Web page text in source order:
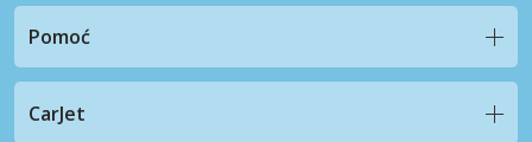
Pomoć
CarJet